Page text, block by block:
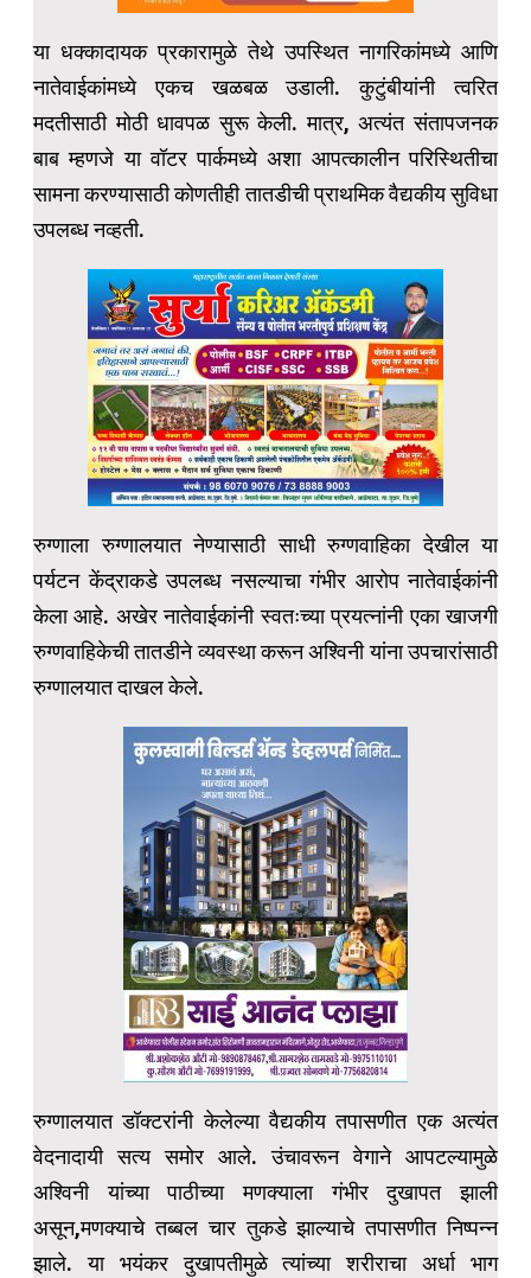
या धक्कादायक प्रकारामुळे तेथे उपस्थित नागरिकांमध्ये आणि
नातेवाईकांमध्ये एकच खळबळ उडाली. कुटुंबीयांनी त्वरित
मदतीसाठी मोठी धावपळ सुरू केली. मात्र, अत्यंत संतापजनक
बाब म्हणजे या वॉटर पार्कमध्ये अशा आपत्कालीन परिस्थितीचा
सामना करण्यासाठी कोणतीही तातडीची प्राथमिक वैद्यकीय सुविधा
उपलब्ध नव्हती.
रुग्णाला रुग्णालयात नेण्यासाठी साधी रुग्णवाहिका देखील या
पर्यटन केंद्राकडे उपलब्ध नसल्याचा गंभीर आरोप नातेवाईकांनी
केला आहे. अखेर नातेवाईकांनी स्वतःच्या प्रयत्नांनी एका खाजगी
रुग्णवाहिकेची तातडीने व्यवस्था करून अश्विनी यांना उपचारांसाठी
रुग्णालयात दाखल केले.
रुग्णालयात डॉक्टरांनी केलेल्या वैद्यकीय तपासणीत एक अत्यंत
वेदनादायी सत्य समोर आले. उंचावरून वेगाने आपटल्यामुळे
अश्विनी यांच्या पाठीच्या मणक्याला गंभीर दुखापत झाली
असून,मणक्याचे तब्बल चार तुकडे झाल्याचे तपासणीत निष्पन्न
झाले. या भयंकर दुखापतीमुळे त्यांच्या शरीराचा अर्धा भाग